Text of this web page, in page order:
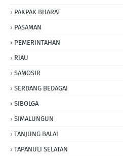
PAKPAK BHARAT
PASAMAN
PEMERINTAHAN
RIAU
SAMOSIR
SERDANG BEDAGAI
SIBOLGA
SIMALUNGUN
TANJUNG BALAI
TAPANULI SELATAN